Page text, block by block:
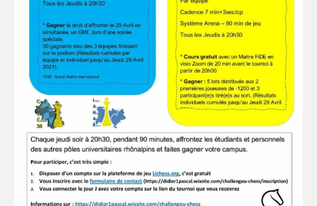
ACADEMIE CLERMONT
ACADEMIE GRENOBLE
ACADEMIE LYON
SPORTS INDIVIDUELS